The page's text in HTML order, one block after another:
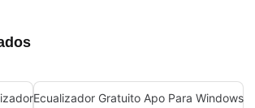
Ecualizador Gratuito Apo Para Windows